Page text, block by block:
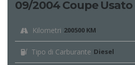
09/2004 Coupe Usato
Kilometri 200500 KM
Tipo di Carburante Diesel